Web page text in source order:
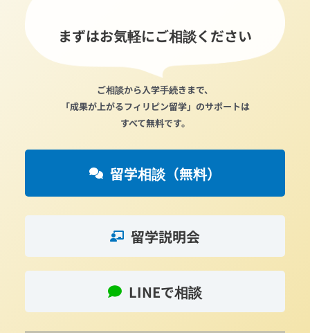
まずはお気軽にご相談ください
ご相談から入学手続きまで、
「成果が上がるフィリピン留学」のサポートは
すべて無料です。
留学相談（無料）
留学説明会
LINEで相談